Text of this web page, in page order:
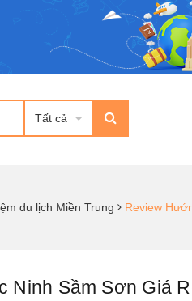
Tất cả
du lịch Miền Trung Review
Ninh Sầm Sơn Giá